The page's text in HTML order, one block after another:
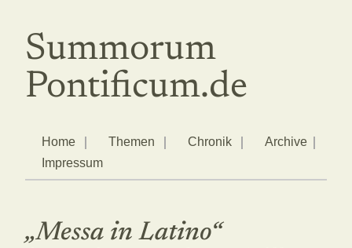
Summorum
Pontificum.de
Home Themen Chronik
Archive
Impressum
„Messa in Latino“